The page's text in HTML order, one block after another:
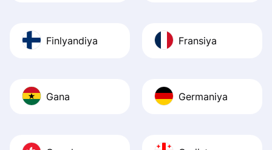
Finlyandiya Fransiya
Gana Germaniya